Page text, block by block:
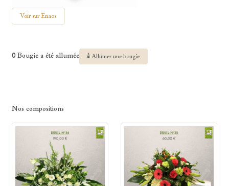
Voir sur Enaos
0 Bougie a été allumée 🕯 Allumer une bougie
Nos compositions